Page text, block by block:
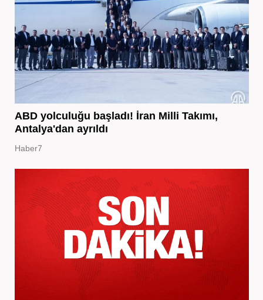
ABD yolculuğu başladı! İran Milli Takımı,
Antalya'dan ayrıldı
Haber7